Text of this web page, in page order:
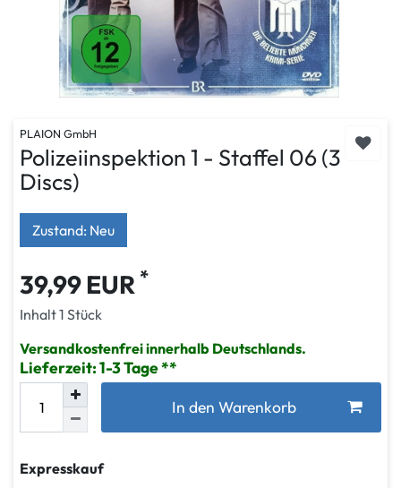
PLAION GmbH
Polizeiinspektion 1 - Staffel 06 (3
Discs)
Zustand: Neu
39,99 EUR *
Inhalt1 Stück
Versandkostenfrei innerhalb Deutschlands.
Lieferzeit: 1-3 Tage
In den Warenkorb
Expresskauf